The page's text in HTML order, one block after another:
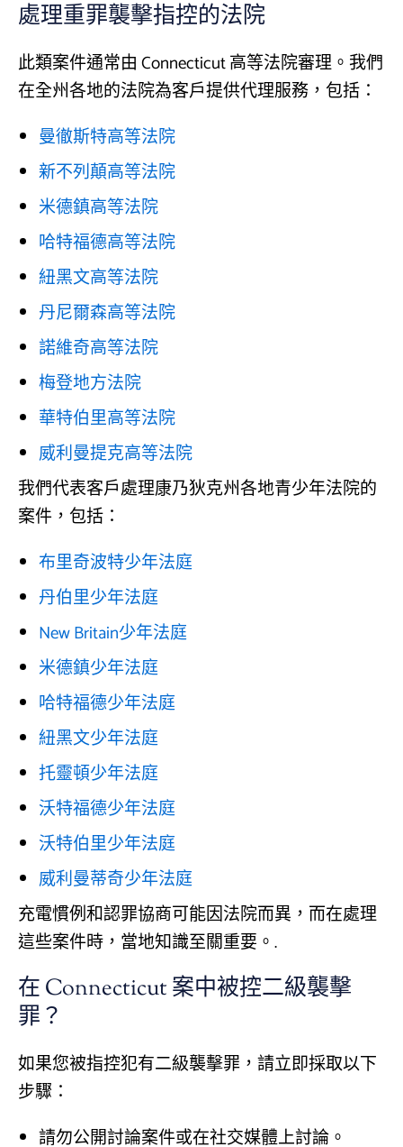
處理重罪襲擊指控的法院
此類案件通常由 Connecticut 高等法院審理。我們
在全州各地的法院為客戶提供代理服務，包括：
曼徹斯特高等法院
新不列顛高等法院
米德鎮高等法院
哈特福德高等法院
紐黑文高等法院
丹尼爾森高等法院
諾維奇高等法院
梅登地方法院
華特伯里高等法院
威利曼提克高等法院
我們代表客戶處理康乃狄克州各地青少年法院的
案件，包括：
布里奇波特少年法庭
丹伯里少年法庭
New Britain少年法庭
米德鎮少年法庭
哈特福德少年法庭
紐黑文少年法庭
托靈頓少年法庭
沃特福德少年法庭
沃特伯里少年法庭
威利曼蒂奇少年法庭
充電慣例和認罪協商可能因法院而異，而在處理
這些案件時，當地知識至關重要。.
在 Connecticut 案中被控二級襲擊
罪？
如果您被指控犯有二級襲擊罪，請立即採取以下
步驟：
請勿公開討論案件或在社交媒體上討論。